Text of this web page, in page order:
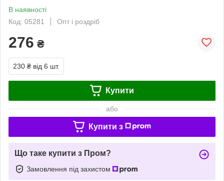
В наявності
Код: 05281
Опт і роздріб
276 ₴
230 ₴ від 6 шт.
Купити
або
Купити з
Що таке купити з Пром?
Замовлення під захистом